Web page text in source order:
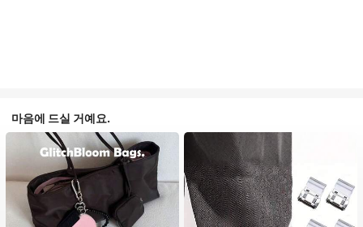
마음에 드실 거예요.